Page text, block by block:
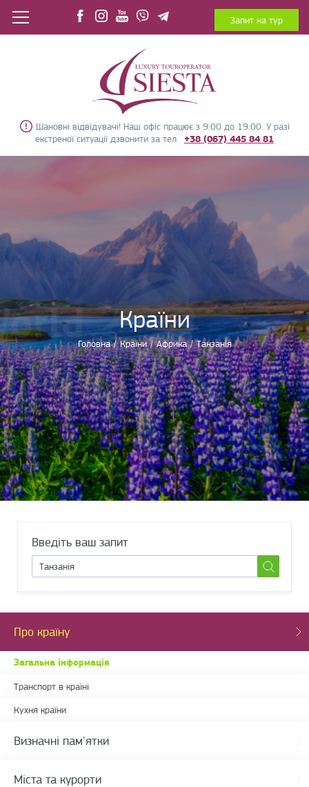
Шановні відвідувачі! Наш офіс працює з 9:00 до 19:00. У разі
екстреної ситуації дзвонити за тел. +38 (067) 445 84 81
Запит на тур
Країни
Головна / Країни / Африка / Танзанія
Введіть ваш запит
Про країну
Загальна інформація
Транспорт в країні
Кухня країни
Визначні пам'ятки
Міста та курорти